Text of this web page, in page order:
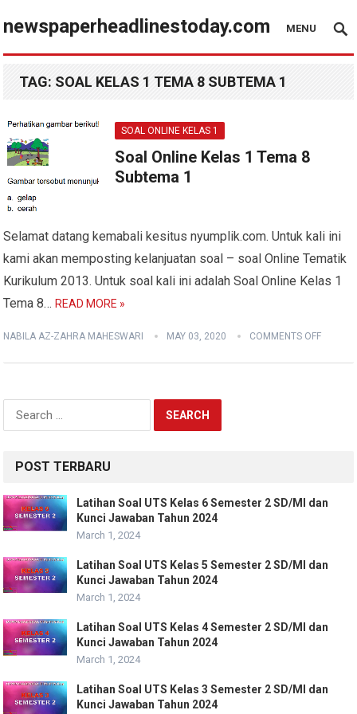
newspaperheadlinestoday.com MENU
TAG: SOAL KELAS 1 TEMA 8 SUBTEMA 1
SOAL ONLINE KELAS 1
Soal Online Kelas 1 Tema 8
Subtema 1
Selamat datang kemabali kesitus nyumplik.com. Untuk kali ini
kami akan memposting kelanjuatan soal – soal Online Tematik
Kurikulum 2013. Untuk soal kali ini adalah Soal Online Kelas 1
Tema 8…READ MORE »
NABILA AZ-ZAHRA MAHESWARI MAY 03, 2020 COMMENTS OFF
Search
POST TERBARU
Latihan Soal UTS Kelas 6 Semester 2 SD/MI dan
Kunci Jawaban Tahun 2024
March 1, 2024
Latihan Soal UTS Kelas 5 Semester 2 SD/MI dan
Kunci Jawaban Tahun 2024
March 1, 2024
Latihan Soal UTS Kelas 4 Semester 2 SD/MI dan
Kunci Jawaban Tahun 2024
March 1, 2024
Latihan Soal UTS Kelas 3 Semester 2 SD/MI dan
Kunci Jawaban Tahun 2024